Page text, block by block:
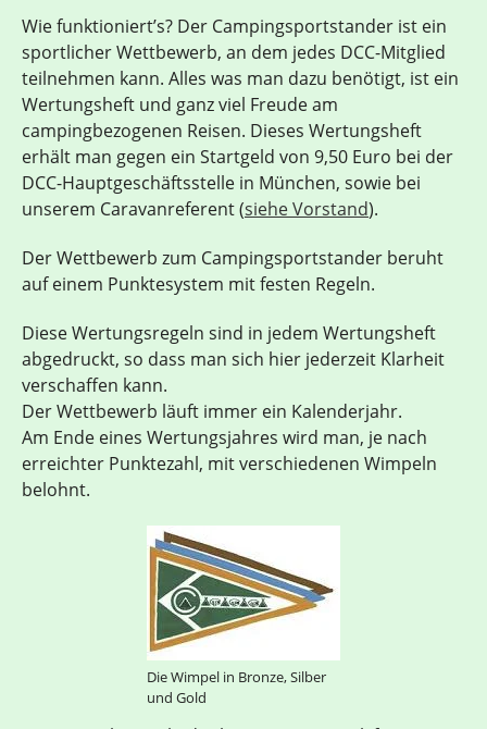
Wie funktioniert’s? Der Campingsportstander ist ein
sportlicher Wettbewerb, an dem jedes DCC-Mitglied
teilnehmen kann. Alles was man dazu benötigt, ist ein
Wertungsheft und ganz viel Freude am
campingbezogenen Reisen. Dieses Wertungsheft
erhält man gegen ein Startgeld von 9,50 Euro bei der
DCC-Hauptgeschäftsstelle in München, sowie bei
unserem Caravanreferent (siehe Vorstand).
Der Wettbewerb zum Campingsportstander beruht
auf einem Punktesystem mit festen Regeln.
Diese Wertungsregeln sind in jedem Wertungsheft
abgedruckt, so dass man sich hier jederzeit Klarheit
verschaffen kann.
Der Wettbewerb läuft immer ein Kalenderjahr.
Am Ende eines Wertungsjahres wird man, je nach
erreichter Punktezahl, mit verschiedenen Wimpeln
belohnt.
Die Wimpel in Bronze, Silber
und Gold